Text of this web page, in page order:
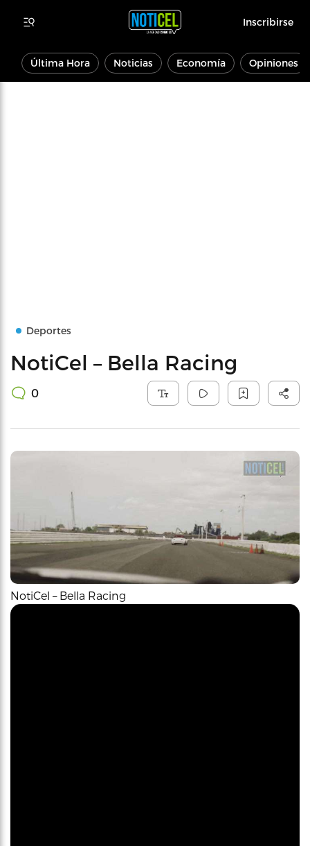
Inscribirse
Última Hora Noticias Economía Opiniones
Deportes
NotiCel – Bella Racing
0
NotiCel – Bella Racing